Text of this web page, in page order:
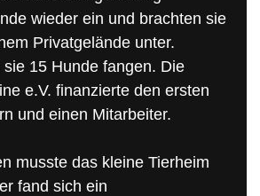
wieder ein und brachten sie
Privatgelände unter.
15 Hunde fangen. Die
e.V. finanzierte den ersten
und einen Mitarbeiter.
musste das kleine Tierheim
fand sich ein